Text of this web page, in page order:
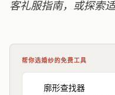
客礼服指南，或探索
帮你选婚纱的免费工具
廓形查找器